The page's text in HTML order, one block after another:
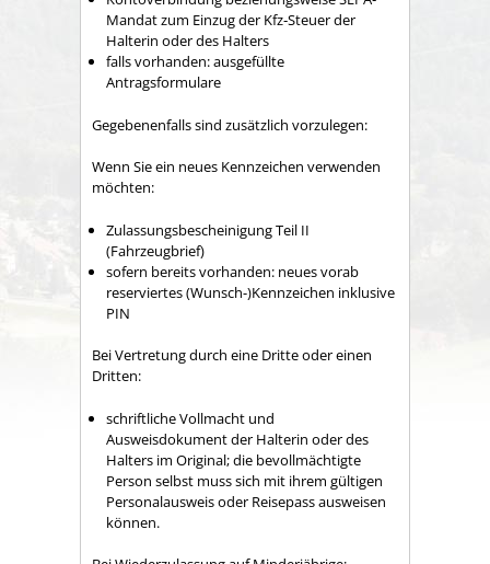
Mandat zum Einzug der Kfz‐Steuer der
Halterin oder des Halters
falls vorhanden: ausgefüllte
Antragsformulare
Gegebenenfalls sind zusätzlich vorzulegen:
Wenn Sie ein neues Kennzeichen verwenden
möchten:
Zulassungsbescheinigung Teil II
(Fahrzeugbrief)
sofern bereits vorhanden: neues vorab
reserviertes (Wunsch-)Kennzeichen inklusive
PIN
Bei Vertretung durch eine Dritte oder einen
Dritten:
schriftliche Vollmacht und
Ausweisdokument der Halterin oder des
Halters im Original; die bevollmächtigte
Person selbst muss sich mit ihrem gültigen
Personalausweis oder Reisepass ausweisen
können.